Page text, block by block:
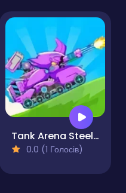
Tank Arena Steel Battle
0.0 (1 Голосів)